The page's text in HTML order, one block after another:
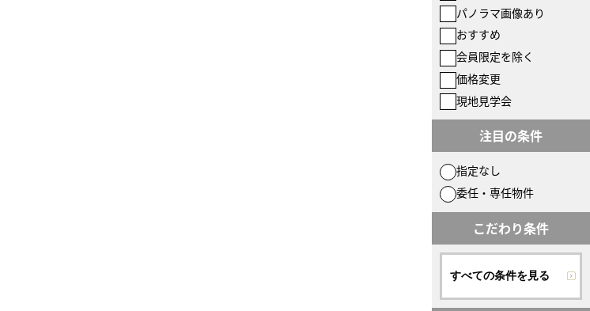
パノラマ画像あり
おすすめ
会員限定を除く
価格変更
現地見学会
注目の条件
指定なし
委任・専任物件
こだわり条件
すべての条件を見る